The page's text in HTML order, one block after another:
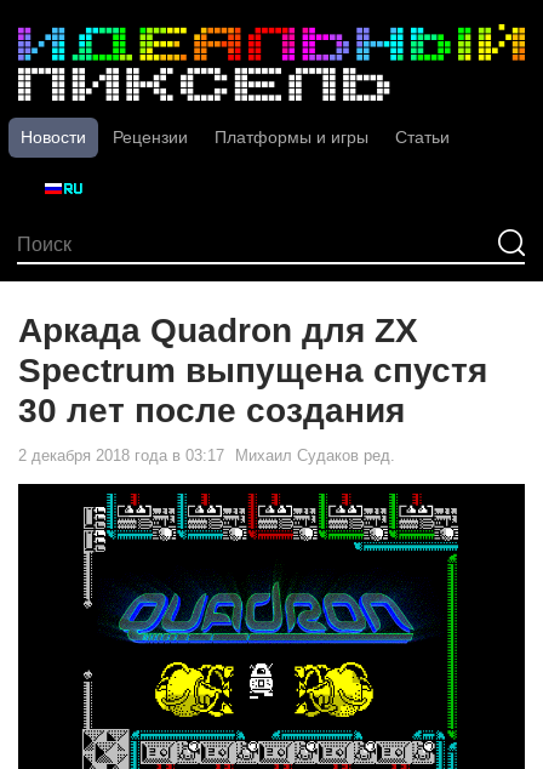
Новости Рецензии Платформы и игры Статьи
Аркада Quadron для ZX
Spectrum выпущена спустя
30 лет после создания
2 декабря 2018 года в 03:17 Михаил Судаков ред.